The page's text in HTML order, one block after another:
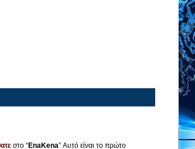
στο “EnaKena” Αυτό είναι το πρώτο